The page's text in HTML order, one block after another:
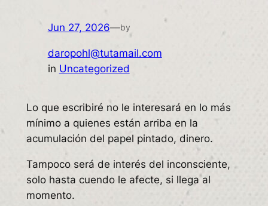
Jun 27, 2026—by
daropohl@tutamail.com
in Uncategorized
Lo que escribiré no le interesará en lo más
mínimo a quienes están arriba en la
acumulación del papel pintado, dinero.
Tampoco será de interés del inconsciente,
solo hasta cuendo le afecte, si llega al
momento.